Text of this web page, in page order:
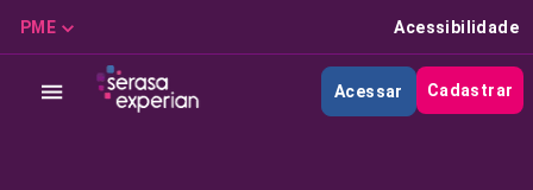
PME Acessibilidade
Acessar Cadastrar